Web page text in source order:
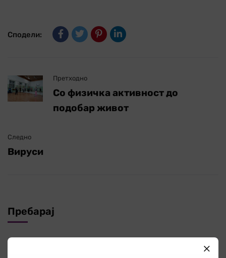
Сподели:
Претходно
Со физичка активност до
подобар живот
Следно
Вируси
Пребарај